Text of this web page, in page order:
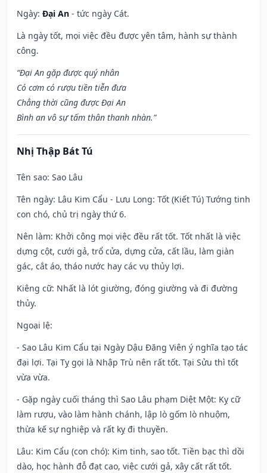
Ngày: Đại An - tức ngày Cát.
Là ngày tốt, mọi việc đều được yên tâm, hành sự thành
công.
“Đại An gặp được quý nhân
Có cơm có rượu tiền tiễn đưa
Chẳng thời cũng được Đại An
Bình an vô sự tấm thân thanh nhàn.”
Nhị Thập Bát Tú
Tên sao: Sao Lâu
Tên ngày: Lâu Kim Cẩu - Lưu Long: Tốt (Kiết Tú) Tướng tinh
con chó, chủ trị ngày thứ 6.
Nên làm: Khởi công mọi việc đều rất tốt. Tốt nhất là việc
dựng cột, cưới gả, trổ cửa, dựng cửa, cất lầu, làm giàn
gác, cắt áo, tháo nước hay các vụ thủy lợi.
Kiêng cữ: Nhất là lót giường, đóng giường và đi đường
thủy.
Ngoại lệ:
- Sao Lâu Kim Cẩu tại Ngày Dậu Đăng Viên ý nghĩa tạo tác
đại lợi. Tại Tỵ gọi là Nhập Trù nên rất tốt. Tại Sửu thì tốt
vừa vừa.
- Gặp ngày cuối tháng thì Sao Lâu phạm Diệt Một: Kỵ cữ
làm rượu, vào làm hành chánh, lập lò gốm lò nhuộm,
thừa kế sự nghiệp và rất kỵ đi thuyền.
Lâu: Kim Cẩu (con chó): Kim tinh, sao tốt. Tiền bạc thì dồi
dào, học hành đỗ đạt cao, việc cưới gả, xây cất rất tốt.